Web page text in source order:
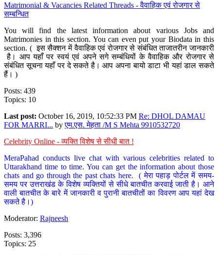
Matrimonial & Vacancies Related Threads - वैवाहिक एवं रोजगार से
सम्बन्धित
You will find the latest information about various Jobs and
Matrimonies in this section. You can even put your Biodata in this
section. ( इस सैक्शन में वैवाहिक एवं रोजगार से संबंधित ताजातरीन जानकारी
है। आप यहाँ पर स्वयं एवं अपने सगे सम्बंधियों के वैवाहिक और रोजगार से
संबंधित सूचना यहाँ पर दे सकते है। आप अपना बायो डाटा भी यहां डाल सकते
हैं। )
Posts: 439
Topics: 10
Last post: October 16, 2019, 10:52:33 PM Re: DHOL DAMAU
FOR MARRI... byएम.एस. मेहता /M S Mehta 9910532720
Celebrity Online - व्यक्ति विशेष से सीधी बात !
MeraPahad conducts live chat with various celebrities related to
Uttarakhand time to time. You can get the information about those
chats and go through the past chats here. ( मेरा पहाड़ पोर्टल में समय-
समय पर उत्तराखंड के विशेष व्यक्तियों से सीधे बातचीत करवाई जाती है। आने
वाली बातचीत के बारे में जानकारी व पुरानी बातचीतों का विवरण आप यहां देख
सकते है।)
Moderator: Rajneesh
Posts: 3,396
Topics: 25